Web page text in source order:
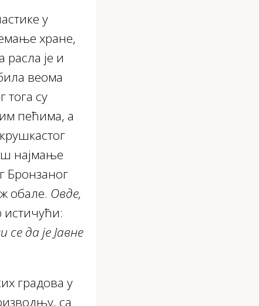
у
хране,
је и
веома
тога су
пећима, а
најмање
Бронзаног
обале. Овде,
истичући:
да је Јавне
градова у
са